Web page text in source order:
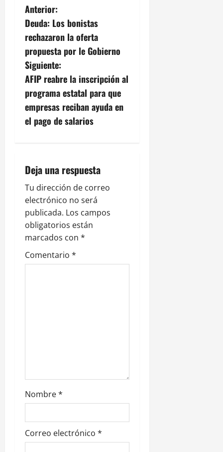
N
a
v
e
g
a
ó
n
d
e
e
a
s
Anterior:
Deuda: Los bonistas
rechazaron la oferta
propuesta por le Gobierno
Siguiente:
AFIP reabre la inscripción al
programa estatal para que
empresas reciban ayuda en
el pago de salarios
Deja una respuesta
Tu dirección de correo
electrónico no será
publicada. Los campos
obligatorios están
marcados con *
Comentario *
Nombre*
Correo electrónico *